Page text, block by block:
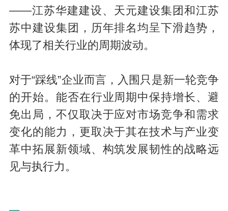
——江苏华建建设、天元建设集团和江苏
苏中建设集团，历年排名均呈下滑趋势，
体现了相关行业的周期波动。
对于“踩线”企业而言，入围只是新一轮竞争
的开始。能否在行业周期中保持增长、避
免出局，不仅取决于应对市场竞争和需求
变化的能力，更取决于其在技术与产业变
革中拓展新领域、构筑发展韧性的战略远
见与执行力。